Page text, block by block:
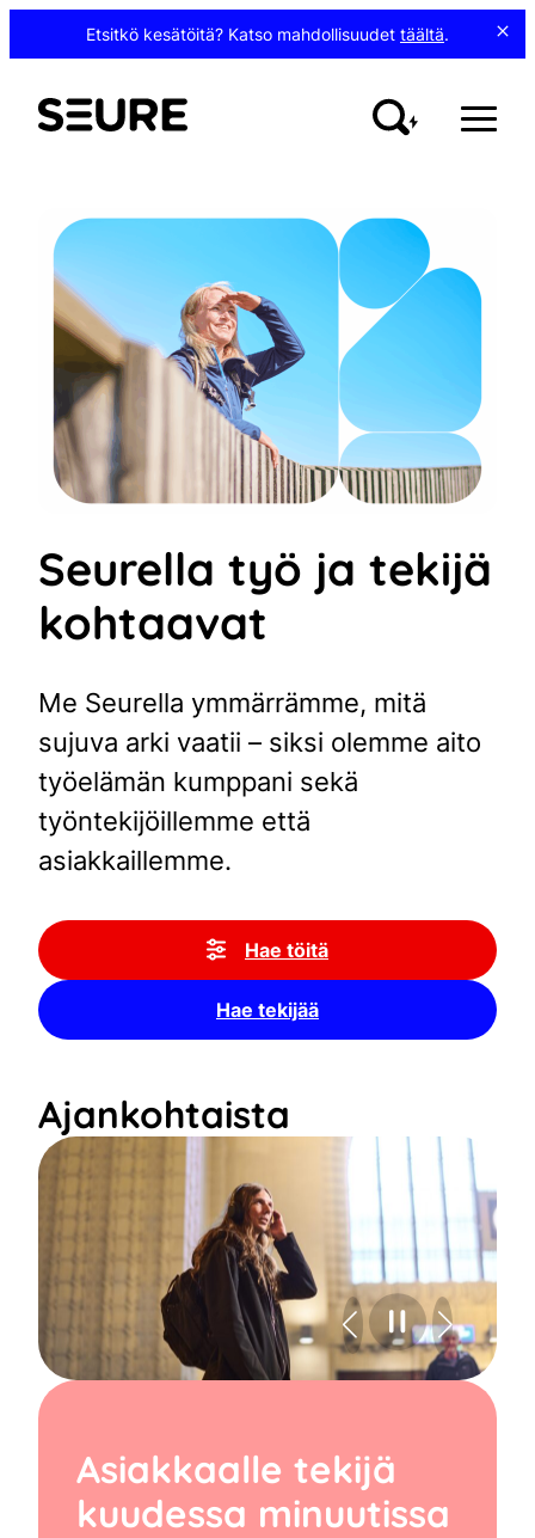
Etsitkö kesätöitä? Katso mahdollisuudet täältä.
Seure
Seurella työ ja tekijä
kohtaavat
Me Seurella ymmärrämme, mitä
sujuva arki vaatii – siksi olemme aito
työelämän kumppani sekä
työntekijöillemme että
asiakkaillemme.
Hae töitä
Hae tekijää
Ajankohtaista
Asiakkaalle tekijä
kuudessa minuutissa